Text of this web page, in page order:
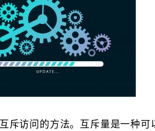
斥访问的方法。互斥量是一种